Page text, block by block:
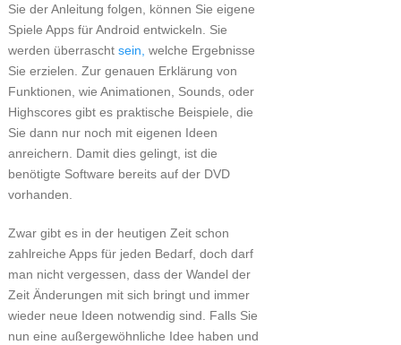
Sie der Anleitung folgen, können Sie eigene
Spiele Apps für Android entwickeln. Sie
werden überrascht sein, welche Ergebnisse
Sie erzielen. Zur genauen Erklärung von
Funktionen, wie Animationen, Sounds, oder
Highscores gibt es praktische Beispiele, die
Sie dann nur noch mit eigenen Ideen
anreichern. Damit dies gelingt, ist die
benötigte Software bereits auf der DVD
vorhanden.
Zwar gibt es in der heutigen Zeit schon
zahlreiche Apps für jeden Bedarf, doch darf
man nicht vergessen, dass der Wandel der
Zeit Änderungen mit sich bringt und immer
wieder neue Ideen notwendig sind. Falls Sie
nun eine außergewöhnliche Idee haben und